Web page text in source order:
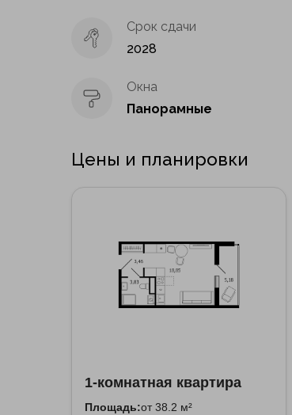
Срок сдачи
2028
Окна
Панорамные
Цены и планировки
1-комнатная квартира
Площадь:от 38.2 м²